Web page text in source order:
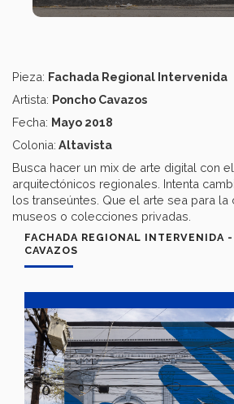
Pieza: Fachada Regional Intervenida
Artista: Poncho Cavazos
Fecha: Mayo 2018
Colonia: Altavista
Busca hacer un mix de arte digital con
arquitectónicos regionales. Intenta
los transeúntes. Que el arte sea para la
museos o colecciones privadas.
FACHADA REGIONAL INTERVENIDA
CAVAZOS